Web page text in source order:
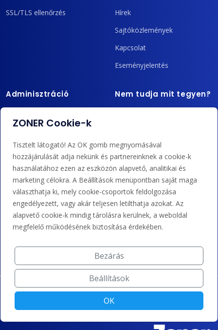
SSL/TLS ellenőrzés
Hírek
Sajtóközlemények
Kapcsolat
Eseményjelentés
Adminisztráció
Bejelentkezés
Nem tudja mit tegyen?
Támogatás
+36 202 343 883
admin@zoner.hu
Elfogadunk kártyás fizetést, Google/Apple Pay-t, banki
ZONER Cookie-k
Tisztelt látogató! Az OK gomb megnyomásával
hozzájárulását adja nekünk és partnereinknek a cookie-k
használatához ezen az eszközön alapvető, analitikai és
marketing célokra. A Beállítások menüpontban saját maga
választhatja ki, mely cookie-csoportok feldolgozása
engedélyezett, vagy akár teljesen letilthatja azokat. Az
alapvető cookie-k mindig tárolásra kerülnek, a weboldal
megfelelő működésének biztosítása érdekében.
Bezárás
Beállítások
OK